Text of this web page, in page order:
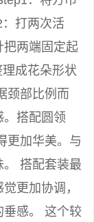
打两次活
把两端固定起
成花朵形状
颈部比例而
。搭配圆领
更加华美。与
搭配套装最
更加协调，
感。 这个较